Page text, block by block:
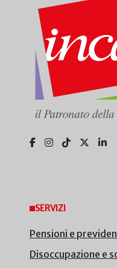
SERVIZI
Pensioni e
Disoccupazione e